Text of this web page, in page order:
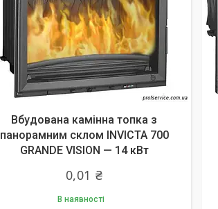
Вбудована камінна топка з
панорамним склом INVICTA 700
GRANDE VISION — 14 кВт
0,01 ₴
В наявності